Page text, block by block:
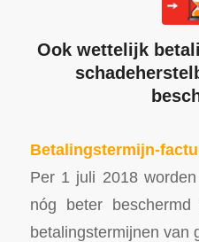
Ook wettelijk
Betalingstermijn-
Per 1 juli 2018
nóg beter
betalingstermijnen van